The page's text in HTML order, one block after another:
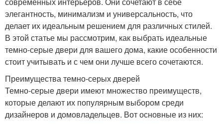
элегантность, минимализм и универсальность, что
делает их идеальным решением для различных стилей.
В этой статье мы рассмотрим, как выбрать идеальные
темно-серые двери для вашего дома, какие особенности
стоит учитывать и с чем они лучше всего сочетаются.
Преимущества темно-серых дверей
Темно-серые двери имеют множество преимуществ,
которые делают их популярным выбором среди
дизайнеров и домовладельцев. Вот основные из них: